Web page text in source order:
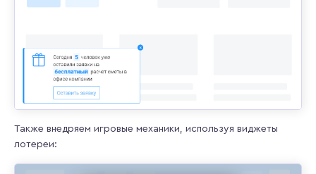
Также внедряем игровые механики, используя виджеты
лотереи: